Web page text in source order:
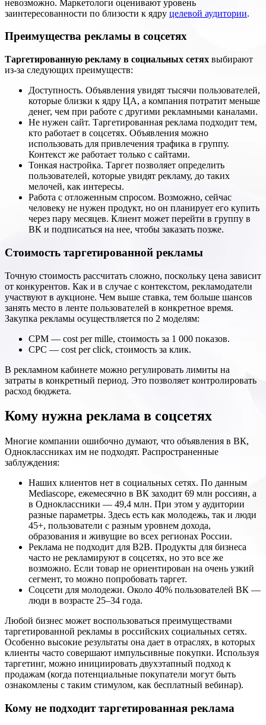
невозможно. Маркетологи оценивают уровень
заинтересованности по близости к ядру целевой аудитории.
Преимущества рекламы в соцсетях
Таргетированную рекламу в социальных сетях выбирают
из-за следующих преимуществ:
Доступность. Объявления увидят тысячи пользователей,
которые близки к ядру ЦА, а компания потратит меньше
денег, чем при работе с другими рекламными каналами.
Не нужен сайт. Таргетированная реклама подходит тем,
кто работает в соцсетях. Объявления можно
использовать для привлечения трафика в группу.
Контекст же работает только с сайтами.
Тонкая настройка. Таргет позволяет определить
пользователей, которые увидят рекламу, до таких
мелочей, как интересы.
Работа с отложенным спросом. Возможно, сейчас
человеку не нужен продукт, но он планирует его купить
через пару месяцев. Клиент может перейти в группу в
ВК и подписаться на нее, чтобы заказать позже.
Стоимость таргетированной рекламы
Точную стоимость рассчитать сложно, поскольку цена зависит
от конкурентов. Как и в случае с контекстом, рекламодатели
участвуют в аукционе. Чем выше ставка, тем больше шансов
занять место в ленте пользователей в конкретное время.
Закупка рекламы осуществляется по 2 моделям:
СРМ — cost per mille, стоимость за 1 000 показов.
СРС — cost per click, стоимость за клик.
В рекламном кабинете можно регулировать лимиты на
затраты в конкретный период. Это позволяет контролировать
расход бюджета.
Кому нужна реклама в соцсетях
Многие компании ошибочно думают, что объявления в ВК,
Одноклассниках им не подходят. Распространенные
заблуждения:
Наших клиентов нет в социальных сетях. По данным
Mediascope, ежемесячно в ВК заходит 69 млн россиян, а
в Одноклассники — 49,4 млн. При этом у аудитории
разные параметры. Здесь есть как молодежь, так и люди
45+, пользователи с разным уровнем дохода,
образования и живущие во всех регионах России.
Реклама не подходит для В2В. Продукты для бизнеса
часто не рекламируют в соцсетях, но это все же
возможно. Если товар не ориентирован на очень узкий
сегмент, то можно попробовать таргет.
Соцсети для молодежи. Около 40% пользователей ВК —
люди в возрасте 25–34 года.
Любой бизнес может воспользоваться преимуществами
таргетированной рекламы в российских социальных сетях.
Особенно высокие результаты она дает в отраслях, в которых
клиенты часто совершают импульсивные покупки. Используя
таргетинг, можно инициировать двухэтапный подход к
продажам (когда потенциальные покупатели могут быть
ознакомлены с таким стимулом, как бесплатный вебинар).
Кому не подходит таргетированная реклама